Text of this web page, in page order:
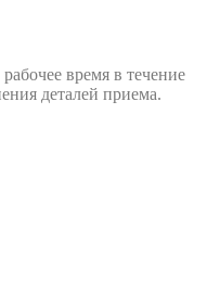
время в течение
деталей приема.